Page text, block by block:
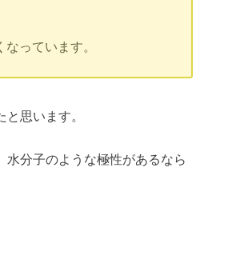
っています。
思います。
分子のような極性があるなら